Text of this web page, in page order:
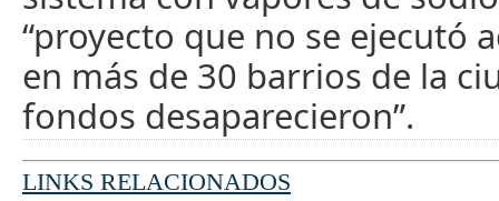
“proyecto que no se ejecutó
en más de 30 barrios de la
fondos desaparecieron”.
LINKS RELACIONADOS